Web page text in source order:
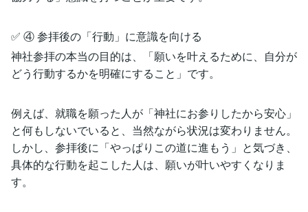
✅ ④ 参拝後の「行動」に意識を向ける
神社参拝の本当の目的は、「願いを叶えるために、自分が
どう行動するかを明確にすること」です。
例えば、就職を願った人が「神社にお参りしたから安心」
と何もしないでいると、当然ながら状況は変わりません。
しかし、参拝後に「やっぱりこの道に進もう」と気づき、
具体的な行動を起こした人は、願いが叶いやすくなりま
す。